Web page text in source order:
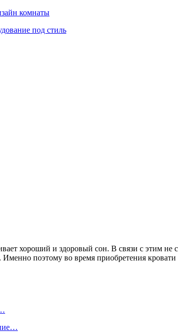
комнаты
под стиль
хороший и здоровый сон. В связи с этим не
поэтому во время приобретения